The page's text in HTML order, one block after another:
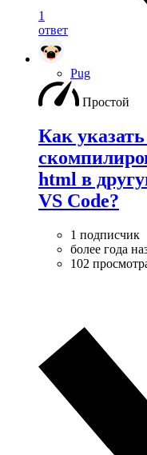
1
ответ
Pug
Простой
Как
html в
VS Code?
1 подписчик
более года
102